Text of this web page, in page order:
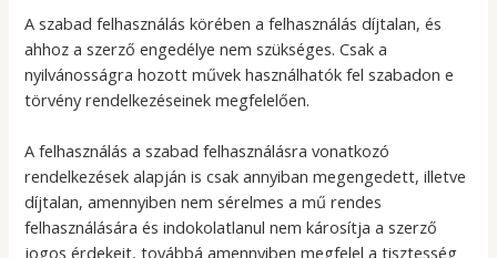
A szabad felhasználás körében a felhasználás díjtalan, és
ahhoz a szerző engedélye nem szükséges. Csak a
nyilvánosságra hozott művek használhatók fel szabadon e
törvény rendelkezéseinek megfelelően.
A felhasználás a szabad felhasználásra vonatkozó
rendelkezések alapján is csak annyiban megengedett, illetve
díjtalan, amennyiben nem sérelmes a mű rendes
felhasználására és indokolatlanul nem károsítja a szerző
jogos érdekeit, továbbá amennyiben megfelel a tisztesség